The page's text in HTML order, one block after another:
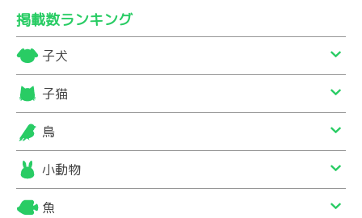
掲載数ランキング
子犬
子猫
鳥
小動物
魚